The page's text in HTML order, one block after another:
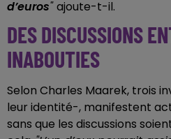
d’euros"ajoute-t-il.
DES DISCUSSIONS
INABOUTIES
Selon Charles Maarek, trois
leur identité-, manifestent
sans que les discussions